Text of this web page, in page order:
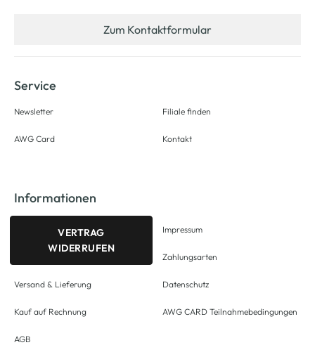
Zum Kontaktformular
Service
Newsletter
AWG Card
Filiale finden
Kontakt
Informationen
VERTRAG
WIDERRUFEN
Versand & Lieferung
Kauf auf Rechnung
AGB
Impressum
Zahlungsarten
Datenschutz
AWG CARD Teilnahmebedingungen